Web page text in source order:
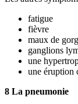
fatigue
fièvre
maux de
ganglions
une
une éruption
8 La pneumonie